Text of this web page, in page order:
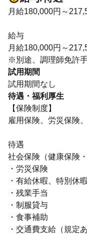
月給180,000円～
給与
月給180,000円～
※別途、調理師免許
試用期間
試用期間なし
待遇・福利厚生
【保険制度】
雇用保険、労災保険
待遇
社会保険（健康保険
・労災保険
・有給休暇、特別休
・残業手当
・制服貸与
・食事補助
・交通費支給（規定あ